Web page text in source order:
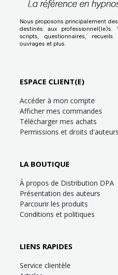
Nous proposons principalement
destinés aux
scripts, questionnaires,
ouvrages et plus.
ESPACE CLIENT(E)
Accéder à mon compte
Afficher mes commandes
Télécharger mes achats
Permissions et droits d'auteurs
LA BOUTIQUE
À propos de Distribution DPA
Présentation des auteurs
Parcourir les produits
Conditions et politiques
LIENS RAPIDES
Service clientèle